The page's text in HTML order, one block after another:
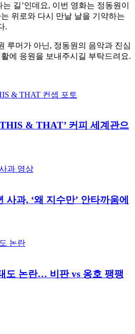
길’인데요, 이번 영화는 정동원이
위로와 다시 만날 날을 기약하는
.
루머가 아닌, 정동원의 음악과 진심
에 응원을 보내주시길 부탁드려요.
& THAT’ 커피 세계관으
사과, ‘왜 지수만’ 안타까움에
도 논란… 비판 vs 옹호 팽팽